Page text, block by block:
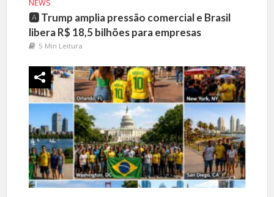
NEWS
🅰️ Trump amplia pressão comercial e Brasil
libera R$ 18,5 bilhões para empresas
5 Min Leitura